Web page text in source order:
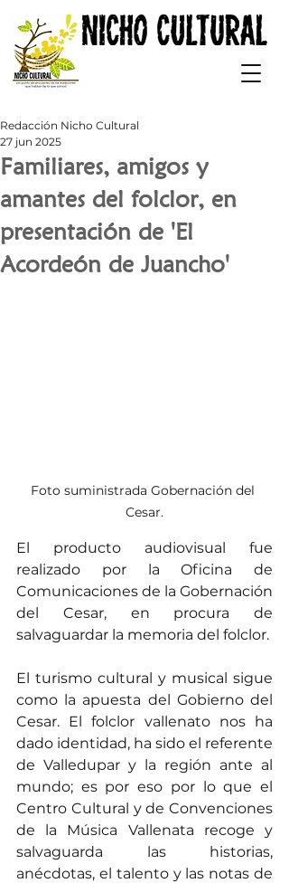
Familiares, amigos y
amantes del folclor, en
presentación de 'El
Acordeón de Juancho'
Redacción Nicho Cultural
27 jun 2025
Foto suministrada Gobernación del
Cesar.
El producto audiovisual fue
realizado por la Oficina de
Comunicaciones de la Gobernación
del Cesar, en procura de
salvaguardar la memoria del folclor.
El turismo cultural y musical sigue
como la apuesta del Gobierno del
Cesar. El folclor vallenato nos ha
dado identidad, ha sido el referente
de Valledupar y la región ante al
mundo; es por eso por lo que el
Centro Cultural y de Convenciones
de la Música Vallenata recoge y
salvaguarda las historias,
anécdotas, el talento y las notas de